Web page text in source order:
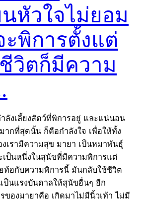
หัวใจไม่ยอม
พิการตั้งแต่
วิตก็มีความ
ลังเลี้ยงสัตว์ที่พิการอยู่ และแน่นอน
ากที่สุดนั้น ก็คือกำลังใจ เพื่อให้ทั้ง
งเรามีความสุข มายา เป็นหมาพันธุ์
เป็นหนึ่งในสุนัขที่มีความพิการแต่
ท้อกับความพิการนี้ มันกลับใช้ชีวิต
ป็นแรงบันดาลให้สุนัขอื่นๆ อีก
ของมายาคือ เกิดมาไม่มีนิ้วเท้า ไม่มี